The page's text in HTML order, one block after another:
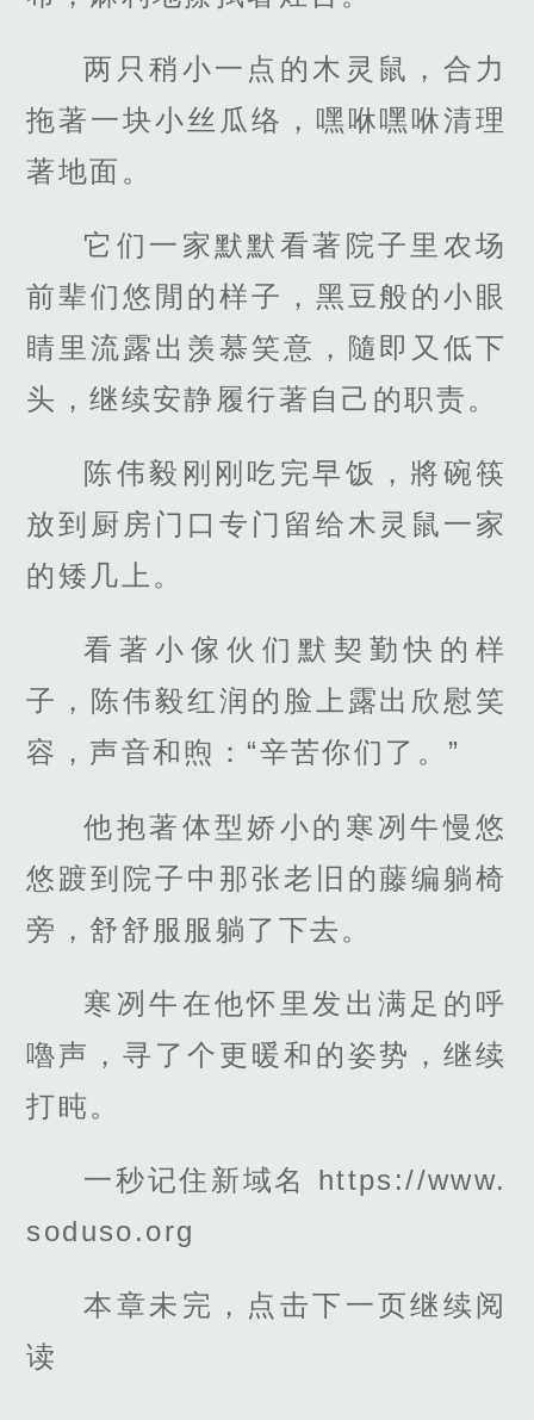
两只稍小一点的木灵鼠，合力
拖著一块小丝瓜络，嘿咻嘿咻清理
著地面。
它们一家默默看著院子里农场
前辈们悠閒的样子，黑豆般的小眼
睛里流露出羡慕笑意，隨即又低下
头，继续安静履行著自己的职责。
陈伟毅刚刚吃完早饭，將碗筷
放到厨房门口专门留给木灵鼠一家
的矮几上。
看著小傢伙们默契勤快的样
子，陈伟毅红润的脸上露出欣慰笑
容，声音和煦：“辛苦你们了。”
他抱著体型娇小的寒冽牛慢悠
悠踱到院子中那张老旧的藤编躺椅
旁，舒舒服服躺了下去。
寒冽牛在他怀里发出满足的呼
嚕声，寻了个更暖和的姿势，继续
打盹。
一秒记住新域名 https://www.
soduso.org
本章未完，点击下一页继续阅
读